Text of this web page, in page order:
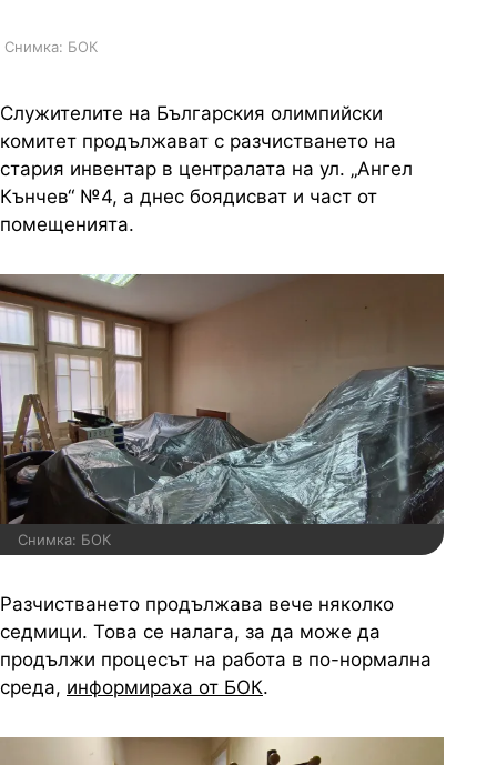
Снимка: БОК
Служителите на Българския олимпийски
комитет продължават с разчистването на
стария инвентар в централата на ул. „Ангел
Кънчев“ №4, а днес боядисват и част от
помещенията.
Снимка: БОК
Разчистването продължава вече няколко
седмици. Това се налага, за да може да
продължи процесът на работа в по-нормална
среда, информираха от БОК.